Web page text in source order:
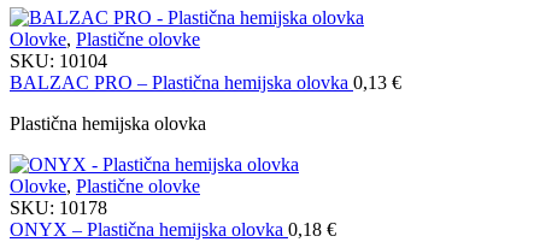
Olovke, Plastične olovke
SKU: 10104
BALZAC PRO – Plastična hemijska olovka 0,13 €
Plastična hemijska olovka
Olovke, Plastične olovke
SKU: 10178
ONYX – Plastična hemijska olovka 0,18 €